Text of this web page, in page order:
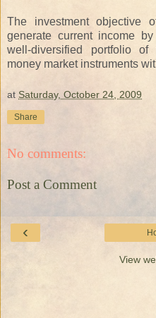
The investment
generate current income
well-diversified portfolio
money market instruments
at Saturday, October 24, 2009
Share
No comments:
Post a Comment
‹
View